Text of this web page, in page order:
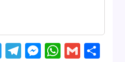
Twitter
Telegram
Messenger
Gmail